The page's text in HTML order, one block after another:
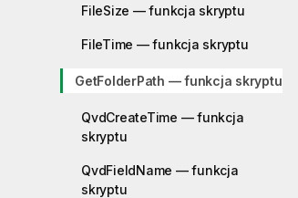
FileSize — funkcja skryptu
FileTime — funkcja skryptu
GetFolderPath — funkcja skryptu
QvdCreateTime — funkcja
skryptu
QvdFieldName — funkcja
skryptu